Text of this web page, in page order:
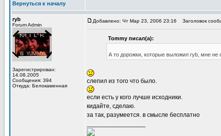
Вернуться к началу
ryb
Forum Admin
Зарегистрирован:
14.08.2005
Сообщения: 394
Откуда: Белокаменная
Добавлено: Чт Мар 23, 2006 23:16 Заголовок
Tommy писал(а):
А то дорожки, которые выложил ryb, мне не
слепил из того что было.
если есть у кого лучше исходники.
кидайте, сделаю.
за так, разумеется. в смысле бесплатно